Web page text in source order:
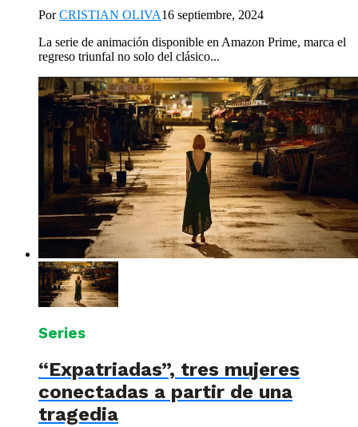
PorCRISTIAN OLIVA16 septiembre, 2024
La serie de animación disponible en Amazon Prime, marca el
regreso triunfal no solo del clásico...
Series
“Expatriadas”, tres mujeres
conectadas a partir de una
tragedia